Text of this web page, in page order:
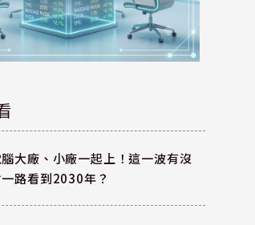
大廠、小廠一起上！這一波有沒
路看到2030年？